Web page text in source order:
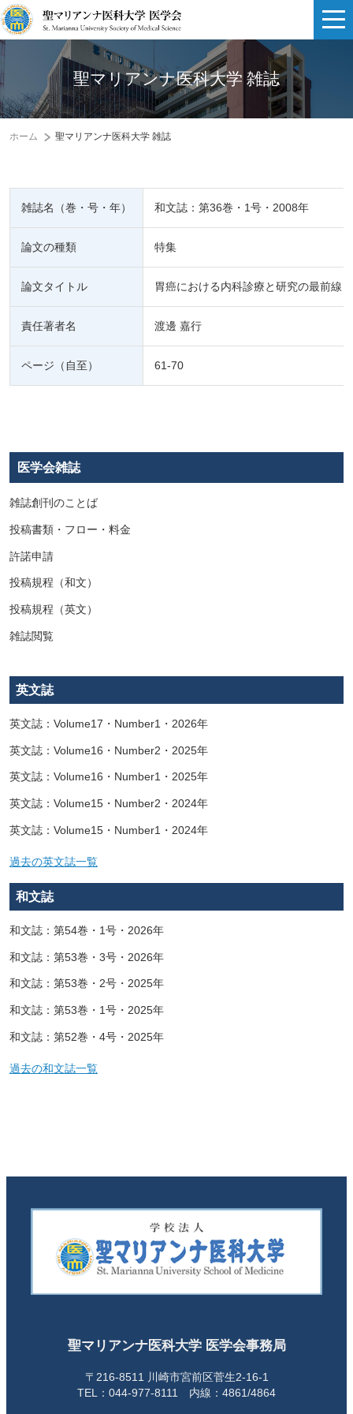
聖マリアンナ医科大学 雑誌
ホーム 聖マリアンナ医科大学 雑誌
雑誌名（巻・号・年） 和文誌：第36巻・1号・2008年
論文の種類 特集
論文タイトル 胃癌における内科診療と研究の最前線
責任著者名 渡邊 嘉行
ページ（自至） 61-70
医学会雑誌
雑誌創刊のことば
投稿書類・フロー・料金
許諾申請
投稿規程（和文）
投稿規程（英文）
雑誌閲覧
英文誌
英文誌：Volume17・Number1・2026年
英文誌：Volume16・Number2・2025年
英文誌：Volume16・Number1・2025年
英文誌：Volume15・Number2・2024年
英文誌：Volume15・Number1・2024年
過去の英文誌一覧
和文誌
和文誌：第54巻・1号・2026年
和文誌：第53巻・3号・2026年
和文誌：第53巻・2号・2025年
和文誌：第53巻・1号・2025年
和文誌：第52巻・4号・2025年
過去の和文誌一覧
聖マリアンナ医科大学 医学会事務局
〒216-8511 川崎市宮前区菅生2-16-1
TEL：044-977-8111 内線：4861/4864